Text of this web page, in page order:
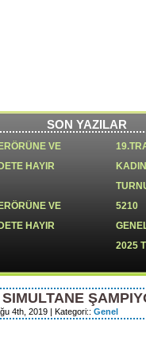
SON YAZILAR
VE
HAYIR
VE
HAYIR
5210
2025
VE KADINA
4th, 2019 | Kategori:: Genel